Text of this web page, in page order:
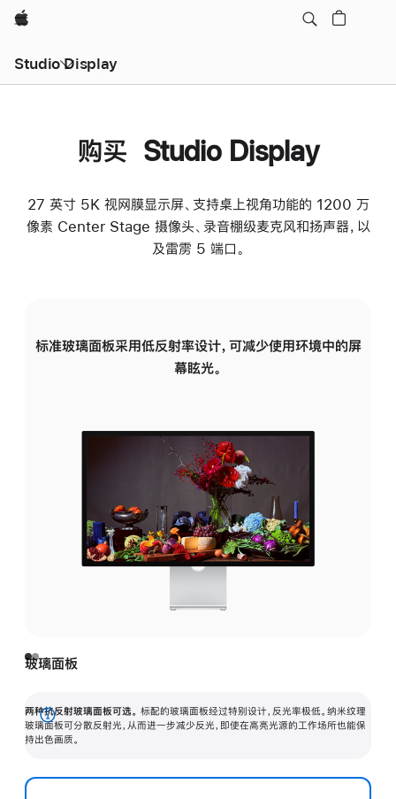
Apple
Studio Display
购买 Studio Display
27 英寸 5K 视网膜显示屏、支持桌上视角功能的 1200 万
像素 Center Stage 摄像头、录音棚级麦克风和扬声器，以
及雷雳 5 端口。
标准玻璃面板采用低反射率设计，可减少使用环境中的屏
幕眩光。
玻璃面板
两种抗反射玻璃面板可选。 标配的玻璃面板经过特别设计，反光率极低。纳米纹理
玻璃面板可分散反射光，从而进一步减少反光，即使在高亮光源的工作场所也能保
持出色画质。
展
开